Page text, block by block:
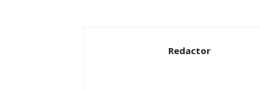
Redactor